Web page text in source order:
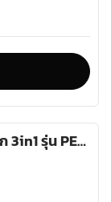
ปากกาพลาสติก 3in1 รุ่น PEN-3059